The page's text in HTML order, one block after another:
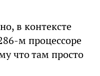
в контексте
м процессоре
что там просто